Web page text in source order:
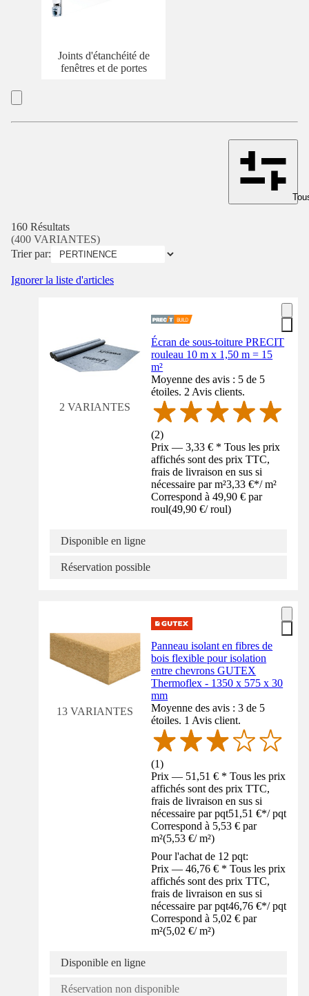
Joints d'étanchéité de
fenêtres et de portes
160 Résultats
(400 VARIANTES)
Trier par:
Ignorer la liste d'articles
2 VARIANTES
Écran de sous-toiture PRECIT
rouleau 10 m x 1,50 m = 15
m²
Moyenne des avis : 5 de 5
étoiles. 2 Avis clients.
(2)
Prix — 3,33 € * Tous les prix
affichés sont des prix TTC,
frais de livraison en sus si
nécessaire par m²3,33 €*/ m²
Correspond à 49,90 € par
roul(49,90 €/ roul)
Disponible en ligne
Réservation possible
13 VARIANTES
Panneau isolant en fibres de
bois flexible pour isolation
entre chevrons GUTEX
Thermoflex - 1350 x 575 x 30
mm
Moyenne des avis : 3 de 5
étoiles. 1 Avis client.
(1)
Prix — 51,51 € * Tous les prix
affichés sont des prix TTC,
frais de livraison en sus si
nécessaire par pqt51,51 €*/ pqt
Correspond à 5,53 € par
m²(5,53 €/ m²)
Pour l'achat de 12 pqt:
Prix — 46,76 € * Tous les prix
affichés sont des prix TTC,
frais de livraison en sus si
nécessaire par pqt46,76 €*/ pqt
Correspond à 5,02 € par
m²(5,02 €/ m²)
Disponible en ligne
Réservation non disponible